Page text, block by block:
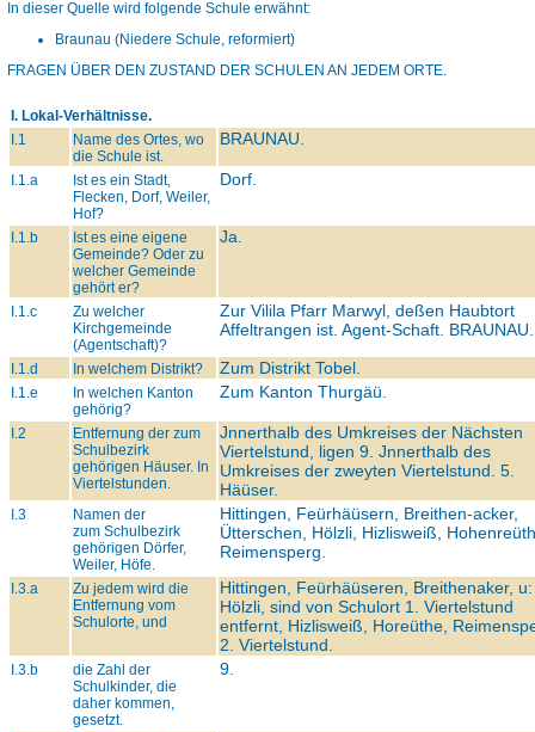
In dieser Quelle wird folgende Schule erwähnt:
Braunau (Niedere Schule, reformiert)
FRAGEN ÜBER DEN ZUSTAND DER SCHULEN AN JEDEM ORTE.
I. Lokal-Verhältnisse.
I.1
Name des Ortes, wo
die Schule ist.
BRAUNAU.
I.1.a
Ist es ein Stadt,
Flecken, Dorf, Weiler,
Hof?
Dorf.
I.1.b
Ist es eine eigene
Gemeinde? Oder zu
welcher Gemeinde
gehört er?
Ja.
I.1.c
Zu welcher
Kirchgemeinde
(Agentschaft)?
Zur Vilila Pfarr Marwyl, deßen Haubtort
Affeltrangen ist. Agent-Schaft. BRAUNAU.
I.1.d In welchem Distrikt? Zum Distrikt Tobel.
I.1.e
In welchen Kanton
gehörig?
Zum Kanton Thurgäü.
I.2
Entfernung der zum
Schulbezirk
gehörigen Häuser. In
Viertelstunden.
Jnnerthalb des Umkreises der Nächsten
Viertelstund, ligen 9. Jnnerthalb des
Umkreises der zweyten Viertelstund. 5.
Häüser.
I.3
Namen der
zum Schulbezirk
gehörigen Dörfer,
Weiler, Höfe.
Hittingen, Feürhäüsern, Breithen-acker,
Ütterschen, Hölzli, Hizlisweiß,
Reimensperg.
I.3.a
Zu jedem wird die
Entfernung vom
Schulorte, und
Hittingen, Feürhäüseren, Breithenaker, u:
Hölzli, sind von Schulort 1. Viertelstund
entfernt, Hizlisweiß, Horeüthe,
2. Viertelstund.
I.3.b
die Zahl der
Schulkinder, die
daher kommen,
gesetzt.
9.